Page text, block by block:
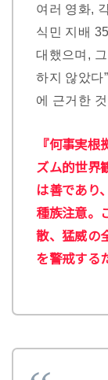
여러 영화,
식민 지배
대했으며,
하지 않았다
에 근거한
『何事実
ズム的世界
は善であり
種族注意。
散、猛威の
を警戒する